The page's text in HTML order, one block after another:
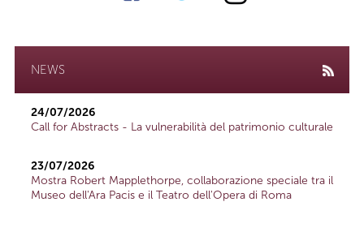
NEWS
24/07/2026
Call for Abstracts - La vulnerabilità del patrimonio culturale
23/07/2026
Mostra Robert Mapplethorpe, collaborazione speciale tra il
Museo dell'Ara Pacis e il Teatro dell'Opera di Roma